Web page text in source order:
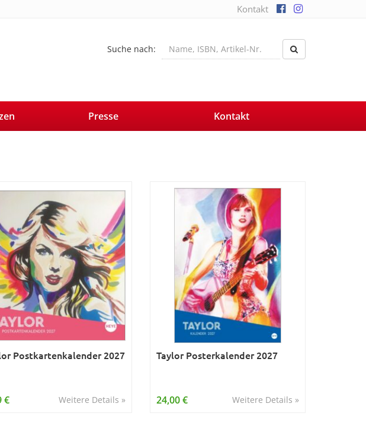
Kontakt
Suche nach:
Presse Kontakt
Postkartenkalender 2027
Weitere Details »
€
Taylor Posterkalender 2027
Weitere Details »
24,00 €